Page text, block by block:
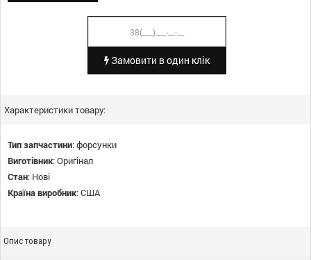
Замовити в один клік
Характеристики товару:
Тип запчастини:форсунки
Виготівник:Оригінал
Стан: Нові
Країна виробник:США
Опис товару